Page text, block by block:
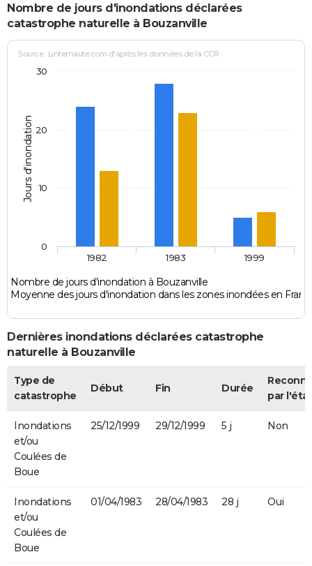
Nombre de jours d'inondations déclarées
catastrophe naturelle à Bouzanville
Jours d'inondation
Source : Linternaute.com d'après les données de la CCR
Nombre de jours d'inondation à Bouzanville
Moyenne des jours d'inondation dans les zones inondées en
1982 1983 1999
0
10
20
30
Dernières inondations déclarées catastrophe
naturelle à Bouzanville
Type de
catastrophe
Début Fin Durée
par l'état
Inondations
et/ou
Coulées de
Boue
25/12/1999 29/12/1999 5 j Non
Inondations
et/ou
Coulées de
Boue
01/04/1983 28/04/1983 28 j Oui